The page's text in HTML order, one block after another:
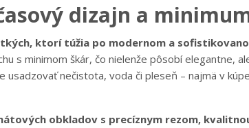
dizajn a
ktorí túžia po modernom a
s minimom škár, čo nielenže pôsobí elegantne,
nečistota, voda či pleseň – najmä v
obkladov s precíznym rezom,